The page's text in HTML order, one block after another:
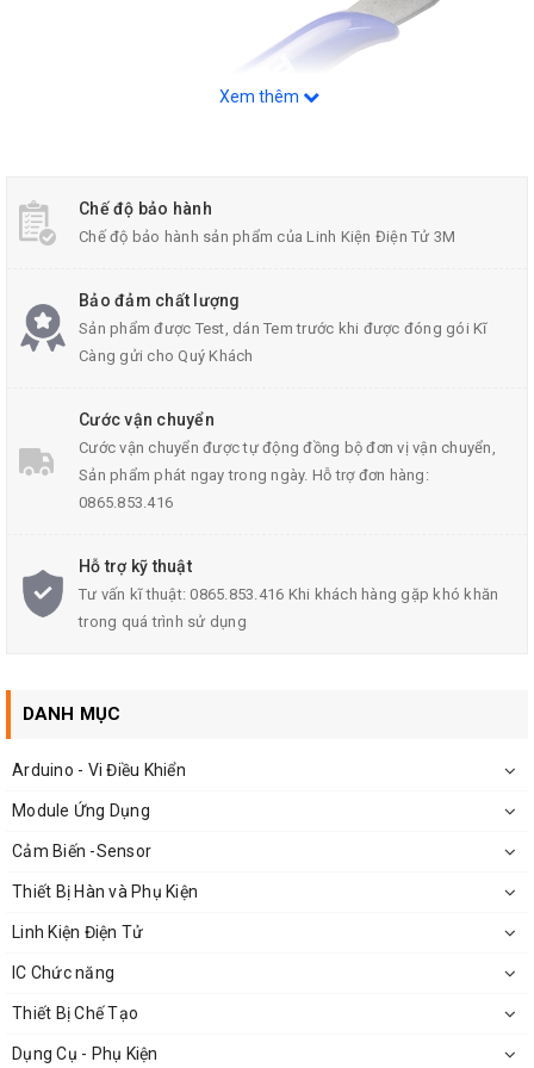
Kìm Cắt Chân Linh Kiện PCAFC 170
Kìm cắt có kích thước nhỏ gọn, được làm từ thép cao cấp với lưỡi
cắt sắc bén, cắt chân linh kiện nhanh và đặc biệt không bị gỉ sét
trong mọi điều kiện thời tiết khắc nghiệt.
Kìm Cắt Chân Linh Kiện PCAFC 170
Xem thêm
Chế độ bảo hành
Chế độ bảo hành sản phẩm của Linh Kiện Điện Tử 3M
Bảo đảm chất lượng
Sản phẩm được Test, dán Tem trước khi được đóng gói Kĩ
Càng gửi cho Quý Khách
Cước vận chuyển
Cước vận chuyển được tự động đồng bộ đơn vị vận chuyển,
Sản phẩm phát ngay trong ngày. Hỗ trợ đơn hàng:
0865.853.416
Hỗ trợ kỹ thuật
Tư vấn kĩ thuật: 0865.853.416 Khi khách hàng gặp khó khăn
trong quá trình sử dụng
DANH MỤC
Arduino - Vi Điều Khiển
Module Ứng Dụng
Cảm Biến -Sensor
Thiết Bị Hàn và Phụ Kiện
Linh Kiện Điện Tử
IC Chức năng
Thiết Bị Chế Tạo
Dụng Cụ - Phụ Kiện